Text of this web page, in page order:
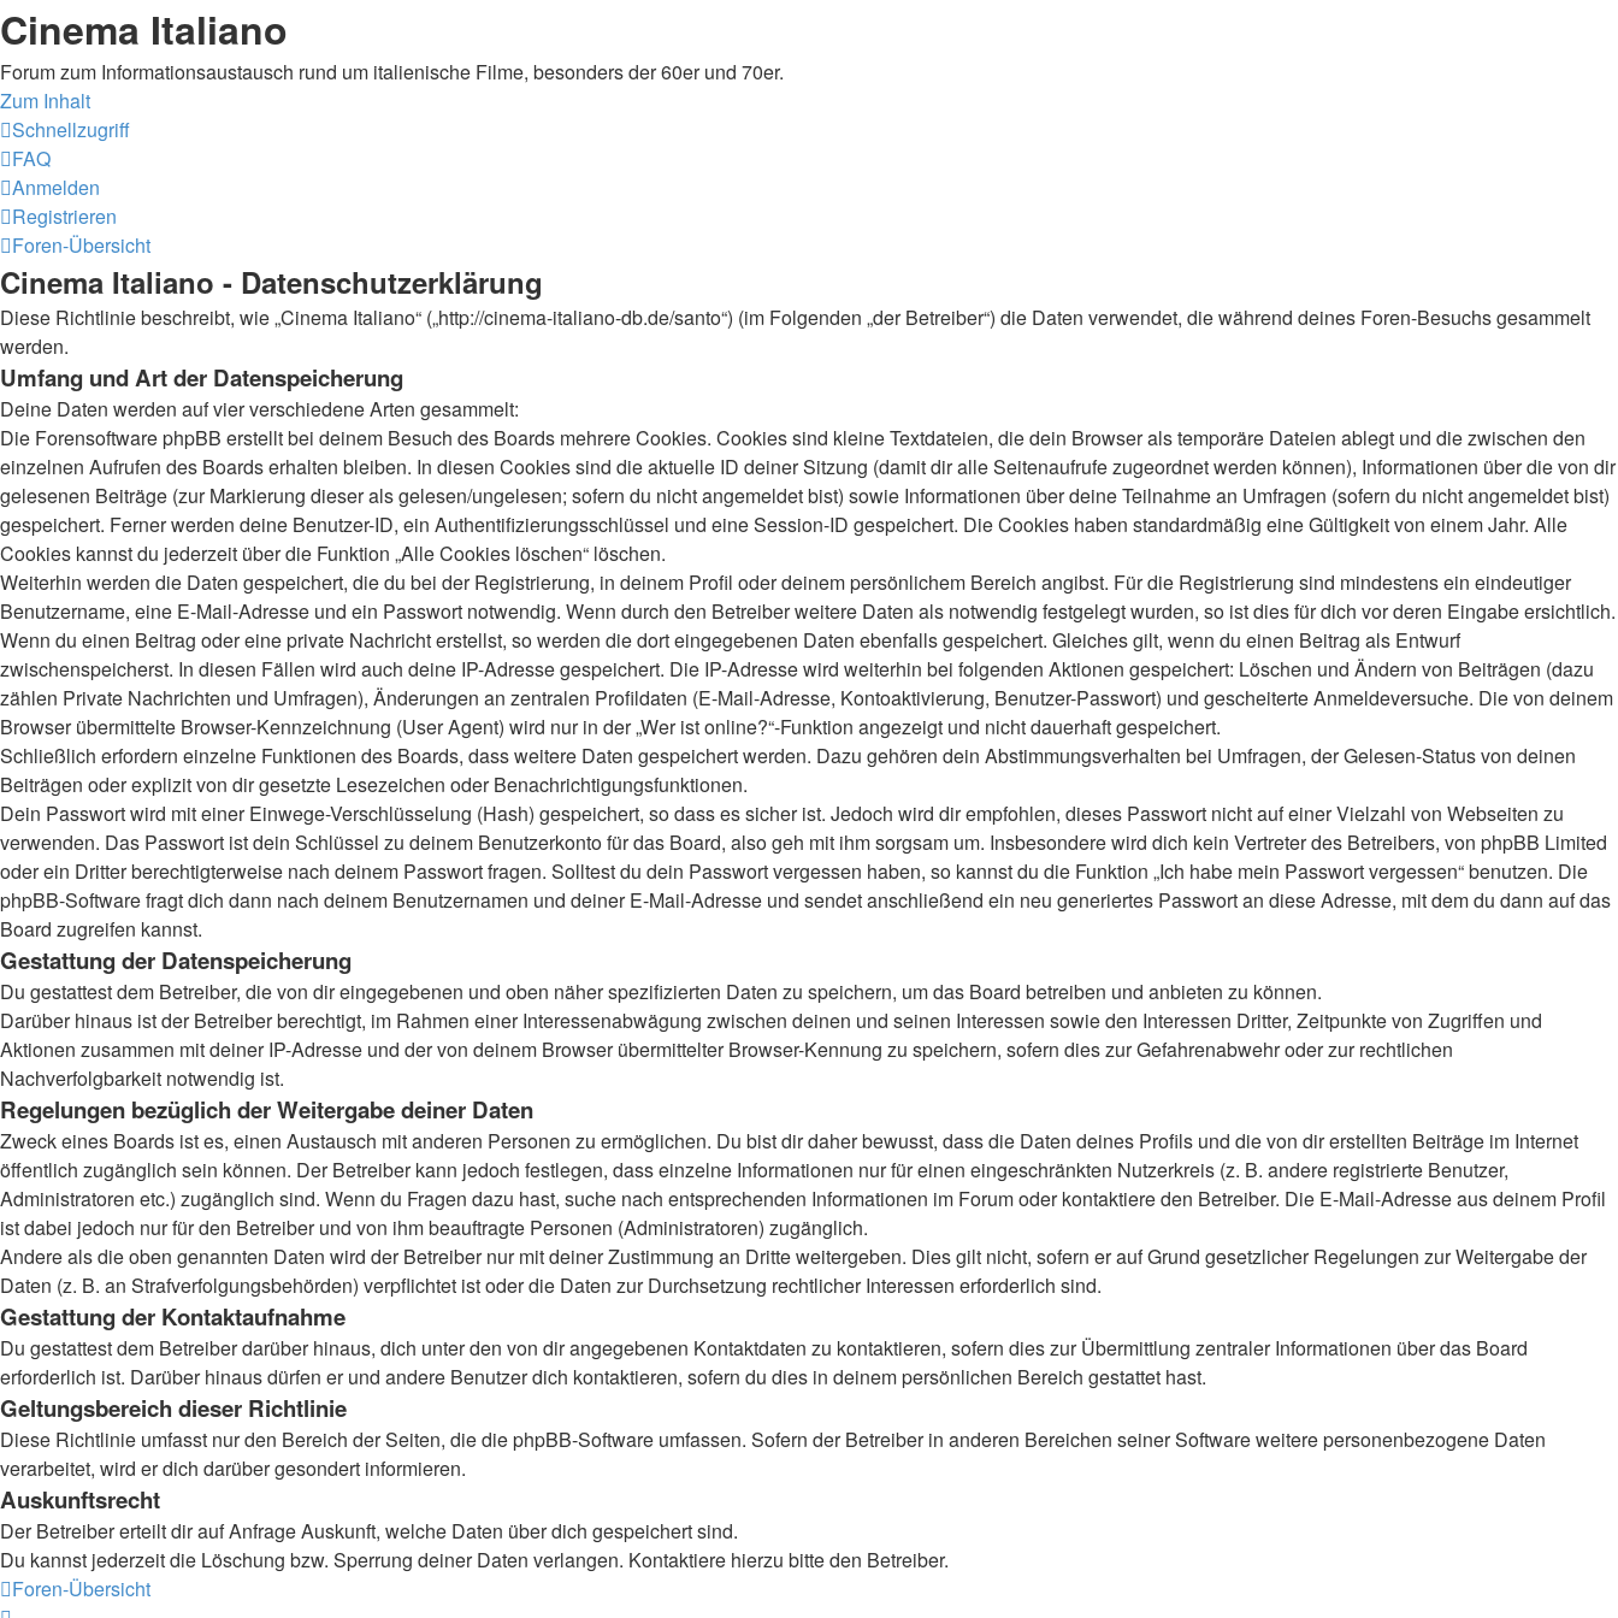
Cinema Italiano
Forum zum Informationsaustausch rund um italienische Filme, besonders der 60er und 70er.
Zum Inhalt
Schnellzugriff
FAQ
Anmelden
Registrieren
Foren-Übersicht
Cinema Italiano - Datenschutzerklärung
Diese Richtlinie beschreibt, wie „Cinema Italiano“ („http://cinema-italiano-db.de/santo“) (im Folgenden „der Betreiber“) die Daten verwendet, die während deines Foren-Besuchs gesammelt
werden.
Umfang und Art der Datenspeicherung
Deine Daten werden auf vier verschiedene Arten gesammelt:
Die Forensoftware phpBB erstellt bei deinem Besuch des Boards mehrere Cookies. Cookies sind kleine Textdateien, die dein Browser als temporäre Dateien ablegt und die zwischen den
einzelnen Aufrufen des Boards erhalten bleiben. In diesen Cookies sind die aktuelle ID deiner Sitzung (damit dir alle Seitenaufrufe zugeordnet werden können), Informationen über die von dir
gelesenen Beiträge (zur Markierung dieser als gelesen/ungelesen; sofern du nicht angemeldet bist) sowie Informationen über deine Teilnahme an Umfragen (sofern du nicht angemeldet bist)
gespeichert. Ferner werden deine Benutzer-ID, ein Authentifizierungsschlüssel und eine Session-ID gespeichert. Die Cookies haben standardmäßig eine Gültigkeit von einem Jahr. Alle
Cookies kannst du jederzeit über die Funktion „Alle Cookies löschen“ löschen.
Weiterhin werden die Daten gespeichert, die du bei der Registrierung, in deinem Profil oder deinem persönlichem Bereich angibst. Für die Registrierung sind mindestens ein eindeutiger
Benutzername, eine E-Mail-Adresse und ein Passwort notwendig. Wenn durch den Betreiber weitere Daten als notwendig festgelegt wurden, so ist dies für dich vor deren Eingabe ersichtlich.
Wenn du einen Beitrag oder eine private Nachricht erstellst, so werden die dort eingegebenen Daten ebenfalls gespeichert. Gleiches gilt, wenn du einen Beitrag als Entwurf
zwischenspeicherst. In diesen Fällen wird auch deine IP-Adresse gespeichert. Die IP-Adresse wird weiterhin bei folgenden Aktionen gespeichert: Löschen und Ändern von Beiträgen (dazu
zählen Private Nachrichten und Umfragen), Änderungen an zentralen Profildaten (E-Mail-Adresse, Kontoaktivierung, Benutzer-Passwort) und gescheiterte Anmeldeversuche. Die von deinem
Browser übermittelte Browser-Kennzeichnung (User Agent) wird nur in der „Wer ist online?“-Funktion angezeigt und nicht dauerhaft gespeichert.
Schließlich erfordern einzelne Funktionen des Boards, dass weitere Daten gespeichert werden. Dazu gehören dein Abstimmungsverhalten bei Umfragen, der Gelesen-Status von deinen
Beiträgen oder explizit von dir gesetzte Lesezeichen oder Benachrichtigungsfunktionen.
Dein Passwort wird mit einer Einwege-Verschlüsselung (Hash) gespeichert, so dass es sicher ist. Jedoch wird dir empfohlen, dieses Passwort nicht auf einer Vielzahl von Webseiten zu
verwenden. Das Passwort ist dein Schlüssel zu deinem Benutzerkonto für das Board, also geh mit ihm sorgsam um. Insbesondere wird dich kein Vertreter des Betreibers, von phpBB Limited
oder ein Dritter berechtigterweise nach deinem Passwort fragen. Solltest du dein Passwort vergessen haben, so kannst du die Funktion „Ich habe mein Passwort vergessen“ benutzen. Die
phpBB-Software fragt dich dann nach deinem Benutzernamen und deiner E-Mail-Adresse und sendet anschließend ein neu generiertes Passwort an diese Adresse, mit dem du dann auf das
Board zugreifen kannst.
Gestattung der Datenspeicherung
Du gestattest dem Betreiber, die von dir eingegebenen und oben näher spezifizierten Daten zu speichern, um das Board betreiben und anbieten zu können.
Darüber hinaus ist der Betreiber berechtigt, im Rahmen einer Interessenabwägung zwischen deinen und seinen Interessen sowie den Interessen Dritter, Zeitpunkte von Zugriffen und
Aktionen zusammen mit deiner IP-Adresse und der von deinem Browser übermittelter Browser-Kennung zu speichern, sofern dies zur Gefahrenabwehr oder zur rechtlichen
Nachverfolgbarkeit notwendig ist.
Regelungen bezüglich der Weitergabe deiner Daten
Zweck eines Boards ist es, einen Austausch mit anderen Personen zu ermöglichen. Du bist dir daher bewusst, dass die Daten deines Profils und die von dir erstellten Beiträge im Internet
öffentlich zugänglich sein können. Der Betreiber kann jedoch festlegen, dass einzelne Informationen nur für einen eingeschränkten Nutzerkreis (z. B. andere registrierte Benutzer,
Administratoren etc.) zugänglich sind. Wenn du Fragen dazu hast, suche nach entsprechenden Informationen im Forum oder kontaktiere den Betreiber. Die E-Mail-Adresse aus deinem Profil
ist dabei jedoch nur für den Betreiber und von ihm beauftragte Personen (Administratoren) zugänglich.
Andere als die oben genannten Daten wird der Betreiber nur mit deiner Zustimmung an Dritte weitergeben. Dies gilt nicht, sofern er auf Grund gesetzlicher Regelungen zur Weitergabe der
Daten (z. B. an Strafverfolgungsbehörden) verpflichtet ist oder die Daten zur Durchsetzung rechtlicher Interessen erforderlich sind.
Gestattung der Kontaktaufnahme
Du gestattest dem Betreiber darüber hinaus, dich unter den von dir angegebenen Kontaktdaten zu kontaktieren, sofern dies zur Übermittlung zentraler Informationen über das Board
erforderlich ist. Darüber hinaus dürfen er und andere Benutzer dich kontaktieren, sofern du dies in deinem persönlichen Bereich gestattet hast.
Geltungsbereich dieser Richtlinie
Diese Richtlinie umfasst nur den Bereich der Seiten, die die phpBB-Software umfassen. Sofern der Betreiber in anderen Bereichen seiner Software weitere personenbezogene Daten
verarbeitet, wird er dich darüber gesondert informieren.
Auskunftsrecht
Der Betreiber erteilt dir auf Anfrage Auskunft, welche Daten über dich gespeichert sind.
Du kannst jederzeit die Löschung bzw. Sperrung deiner Daten verlangen. Kontaktiere hierzu bitte den Betreiber.
Foren-Übersicht